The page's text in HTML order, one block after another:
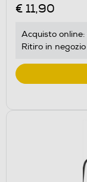
€ 11,90
Acquisto online:
Ritiro in